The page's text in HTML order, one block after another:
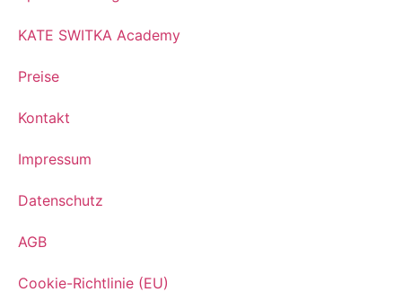
KATE SWITKA Academy
Preise
Kontakt
Impressum
Datenschutz
AGB
Cookie-Richtlinie (EU)